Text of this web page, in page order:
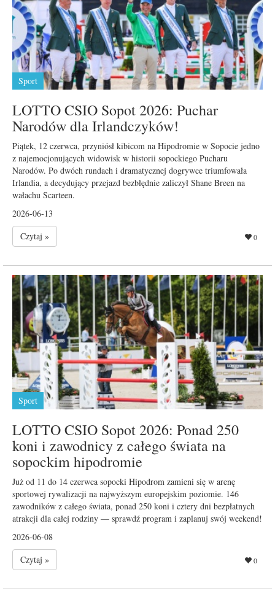
Sport
LOTTO CSIO Sopot 2026: Puchar
Narodów dla Irlandczyków!
Piątek, 12 czerwca, przyniósł kibicom na Hipodromie w Sopocie jedno
z najemocjonujących widowisk w historii sopockiego Pucharu
Narodów. Po dwóch rundach i dramatycznej dogrywce triumfowała
Irlandia, a decydujący przejazd bezbłędnie zaliczył Shane Breen na
wałachu Scarteen.
2026-06-13
Czytaj »
0
Sport
LOTTO CSIO Sopot 2026: Ponad 250
koni i zawodnicy z całego świata na
sopockim hipodromie
Już od 11 do 14 czerwca sopocki Hipodrom zamieni się w arenę
sportowej rywalizacji na najwyższym europejskim poziomie. 146
zawodników z całego świata, ponad 250 koni i cztery dni bezpłatnych
atrakcji dla całej rodziny — sprawdź program i zaplanuj swój weekend!
2026-06-08
Czytaj »
0